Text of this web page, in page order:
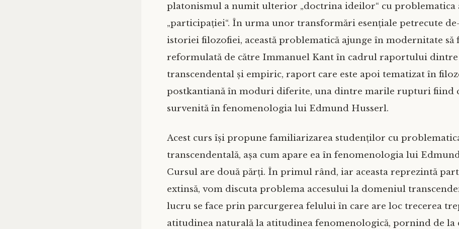
platonismul a numit ulterior „doctrina ideilor“ cu problematica
„participației“. În urma unor transformări esențiale petrecute
istoriei filozofiei, această problematică ajunge în modernitate să
reformulată de către Immanuel Kant în cadrul raportului dintre
transcendental și empiric, raport care este apoi tematizat în
postkantiană în moduri diferite, una dintre marile rupturi fiind
survenită în fenomenologia lui Edmund Husserl.
Acest curs își propune familiarizarea studenților cu
transcendentală, așa cum apare ea în fenomenologia lui
Cursul are două părți. În primul rând, iar aceasta reprezintă
extinsă, vom discuta problema accesului la domeniul
lucru se face prin parcurgerea felului în care are loc trecerea
atitudinea naturală la atitudinea fenomenologică, pornind de la